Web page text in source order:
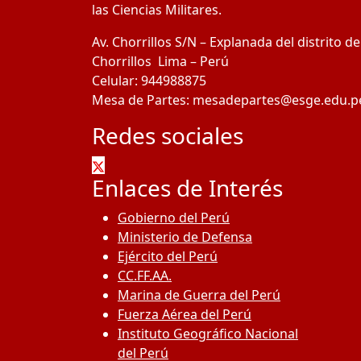
las Ciencias Militares.
Av. Chorrillos S/N – Explanada del distrito de
Chorrillos Lima – Perú
Celular: 944988875
Mesa de Partes:
Redes sociales
Enlaces de Interés
Gobierno del Perú
Ministerio de Defensa
Ejército del Perú
CC.FF.AA.
Marina de Guerra del Perú
Fuerza Aérea del Perú
Instituto Geográfico Nacional
del Perú